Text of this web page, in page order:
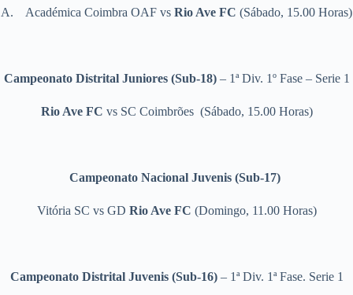
A. Académica Coimbra OAF vs Rio Ave FC (Sábado, 15.00 Horas)
Campeonato Distrital Juniores (Sub-18)– 1ª Div. 1º Fase – Serie 1
Rio Ave FC vs SC Coimbrões (Sábado, 15.00 Horas)
Campeonato Nacional Juvenis (Sub-17)
Vitória SC vs GD Rio Ave FC (Domingo, 11.00 Horas)
Campeonato Distrital Juvenis (Sub-16)– 1ª Div. 1ª Fase. Serie 1